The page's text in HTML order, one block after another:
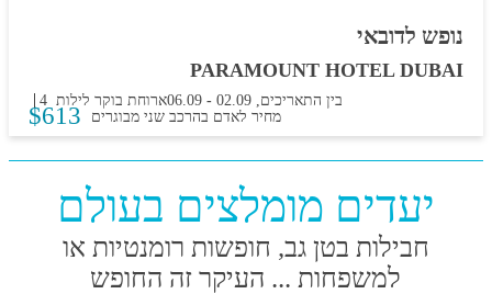
נופש לדובאי
בין התאריכים, -
06.09
PARAMOUNT HOTEL DUBAI
4 לילות ארוחת בוקר
$613 מחיר לאדם בהרכב שני מבוגרים
יעדים מומלצים בעולם
חבילות בטן גב, חופשות רומנטיות או
למשפחות ... העיקר זה החופש